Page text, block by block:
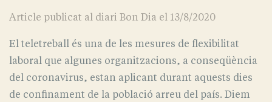
Article publicat al diari Bon Dia el 13/8/2020
El teletreball és una de les mesures de flexibilitat
laboral que algunes organitzacions, a conseqüència
del coronavirus, estan aplicant durant aquests dies
de confinament de la població arreu del país. Diem